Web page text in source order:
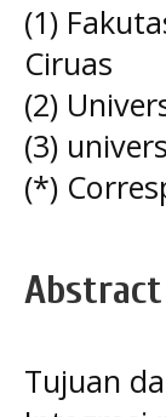
(1)
Ciruas
(2)
(3)
(*)
Abstract
Tujuan